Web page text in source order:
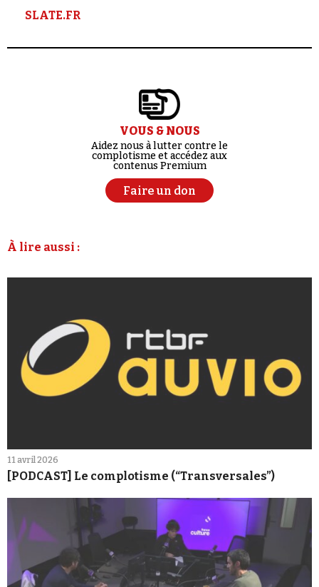
SLATE.FR
VOUS & NOUS
Aidez nous à lutter contre le
complotisme et accédez aux
contenus Premium
Faire un don
À lire aussi :
11 avril 2026
[PODCAST] Le complotisme (“Transversales”)